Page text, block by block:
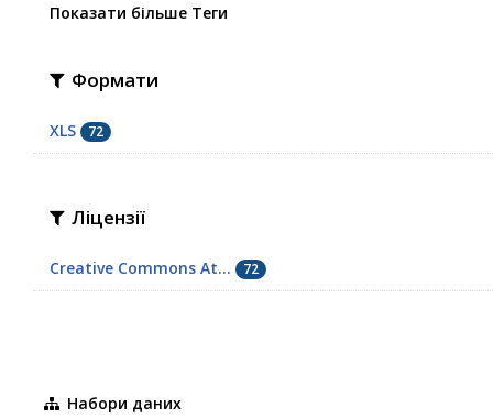
Показати більше Теги
Формати
XLS 72
Ліцензії
Creative Commons At... 72
Набори даних